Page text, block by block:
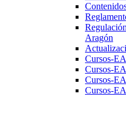
Aragón
Cursos-
Cursos-
Cursos-
Cursos-